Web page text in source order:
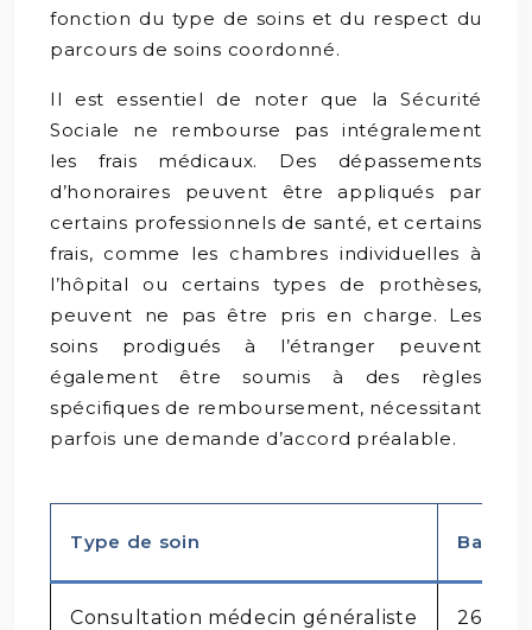
fonction du type de soins et du respect du
parcours de soins coordonné.
Il est essentiel de noter que la Sécurité
Sociale ne rembourse pas intégralement
les frais médicaux. Des dépassements
d’honoraires peuvent être appliqués par
certains professionnels de santé, et certains
frais, comme les chambres individuelles à
l’hôpital ou certains types de prothèses,
peuvent ne pas être pris en charge. Les
soins prodigués à l’étranger peuvent
également être soumis à des règles
spécifiques de remboursement, nécessitant
parfois une demande d’accord préalable.
Type de soin Base
Consultation médecin généraliste 26,50 €